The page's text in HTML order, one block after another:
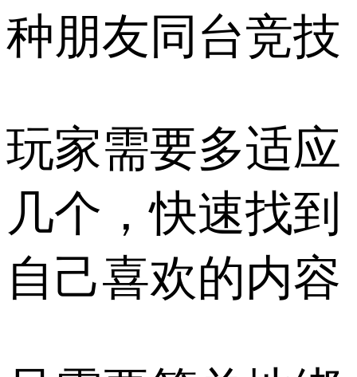
种朋友同台竞技
玩家需要多适应
几个，快速找到
自己喜欢的内容